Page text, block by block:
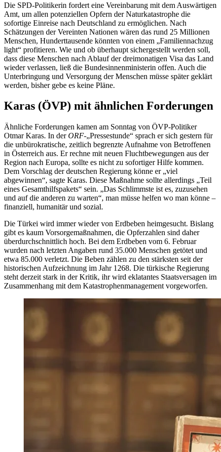
Die SPD-Politikerin fordert eine Vereinbarung mit dem Auswärtigen
Amt, um allen potenziellen Opfern der Naturkatastrophe die
sofortige Einreise nach Deutschland zu ermöglichen. Nach
Schätzungen der Vereinten Nationen wären das rund 25 Millionen
Menschen, Hunderttausende könnten von einem „Familiennachzug
light“ profitieren. Wie und ob überhaupt sichergestellt werden soll,
dass diese Menschen nach Ablauf der dreimonatigen Visa das Land
wieder verlassen, ließ die Bundesinnenministerin offen. Auch die
Unterbringung und Versorgung der Menschen müsse später geklärt
werden, bisher gebe es keine Pläne.
Karas (ÖVP) mit ähnlichen Forderungen
Ähnliche Forderungen kamen am Sonntag von ÖVP-Politiker
Otmar Karas. In derORF-„Pressestunde“ sprach er sich gestern für
die unbürokratische, zeitlich begrenzte Aufnahme von Betroffenen
in Österreich aus. Er rechne mit neuen Fluchtbewegungen aus der
Region nach Europa, sollte es nicht zu sofortiger Hilfe kommen.
Dem Vorschlag der deutschen Regierung könne er „viel
abgewinnen“, sagte Karas. Diese Maßnahme sollte allerdings „Teil
eines Gesamthilfspakets“ sein. „Das Schlimmste ist es, zuzusehen
und auf die anderen zu warten“, man müsse helfen wo man könne –
finanziell, humanitär und sozial.
Die Türkei wird immer wieder von Erdbeben heimgesucht. Bislang
gibt es kaum Vorsorgemaßnahmen, die Opferzahlen sind daher
überdurchschnittlich hoch. Bei dem Erdbeben vom 6. Februar
wurden nach letzten Angaben rund 35.000 Menschen getötet und
etwa 85.000 verletzt. Die Beben zählen zu den stärksten seit der
historischen Aufzeichnung im Jahr 1268. Die türkische Regierung
steht derzeit stark in der Kritik, ihr wird eklatantes Staatsversagen im
Zusammenhang mit dem Katastrophenmanagement vorgeworfen.